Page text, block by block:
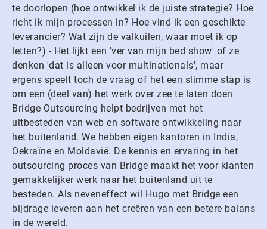
te doorlopen (hoe ontwikkel ik de juiste strategie? Hoe
richt ik mijn processen in? Hoe vind ik een geschikte
leverancier? Wat zijn de valkuilen, waar moet ik op
letten?) - Het lijkt een 'ver van mijn bed show' of ze
denken 'dat is alleen voor multinationals', maar
ergens speelt toch de vraag of het een slimme stap is
om een (deel van) het werk over zee te laten doen
Bridge Outsourcing helpt bedrijven met het
uitbesteden van web en software ontwikkeling naar
het buitenland. We hebben eigen kantoren in India,
Oekraïne en Moldavië. De kennis en ervaring in het
outsourcing proces van Bridge maakt het voor klanten
gemakkelijker werk naar het buitenland uit te
besteden. Als neveneffect wil Hugo met Bridge een
bijdrage leveren aan het creëren van een betere balans
in de wereld.